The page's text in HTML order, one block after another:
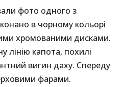
фото одного з
в чорному кольорі
хромованими дисками.
лінію капота, похилі
вигин даху. Спереду
фарами.